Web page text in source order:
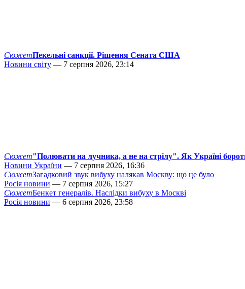
СюжетПекельні санкції. Рішення Сената США
Новини світу — 7 серпня 2026, 23:14
Сюжет"Полювати на лучника, а не на стрілу". Як Україні
Новини України — 7 серпня 2026, 16:36
СюжетЗагадковий звук вибуху налякав Москву: що це було
Росія новини — 7 серпня 2026, 15:27
СюжетБенкет генералів. Наслідки вибуху в Москві
Росія новини — 6 серпня 2026, 23:58